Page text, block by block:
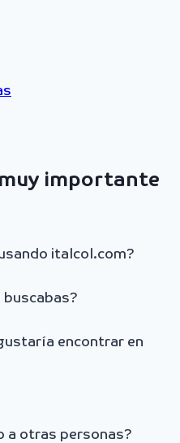
importante
italcol.com?
buscabas?
encontrar en
a otras personas?